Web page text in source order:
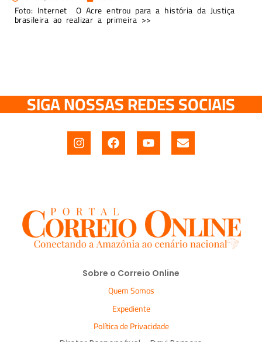
Foto: Internet O Acre entrou para a história da Justiça
brasileira ao realizar a primeira >>
SIGA NOSSAS REDES SOCIAIS
Sobre o Correio Online
Quem Somos
Expediente
Política de Privacidade